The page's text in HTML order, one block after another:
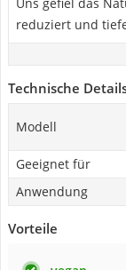
reduziert und
Technische
Modell
Geeignet für
Anwendung
Vorteile